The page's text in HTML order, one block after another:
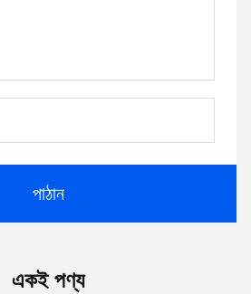
পাঠান
একই পণ্য